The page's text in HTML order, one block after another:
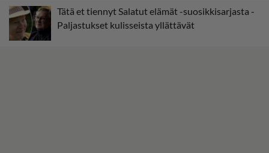
Tätä et tiennyt Salatut elämät -suosikkisarjasta -
Paljastukset kulisseista yllättävät